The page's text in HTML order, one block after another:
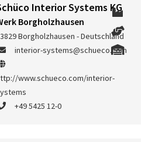
Interior Systems KG
Borgholzhausen
Borgholzhausen - Deutschland
interior-systems@schueco.com
www.schueco.com/interior-
+49 5425 12-0